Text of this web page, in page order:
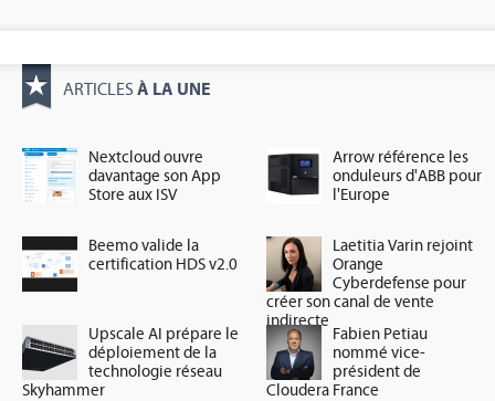
ARTICLES À LA UNE
Nextcloud ouvre
davantage son App
Store aux ISV
Arrow référence les
onduleurs d'ABB pour
l'Europe
Beemo valide la
certification HDS v2.0
Laetitia Varin rejoint
Orange
Cyberdefense pour
créer son canal de vente
indirecte
Upscale AI prépare le
déploiement de la
technologie réseau
Skyhammer
Fabien Petiau
nommé vice-
président de
Cloudera France